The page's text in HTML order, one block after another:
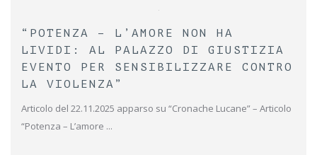
“POTENZA – L’AMORE NON HA
LIVIDI: AL PALAZZO DI GIUSTIZIA
EVENTO PER SENSIBILIZZARE CONTRO
LA VIOLENZA”
Articolo del 22.11.2025 apparso su “Cronache Lucane” – Articolo
“Potenza – L’amore ...